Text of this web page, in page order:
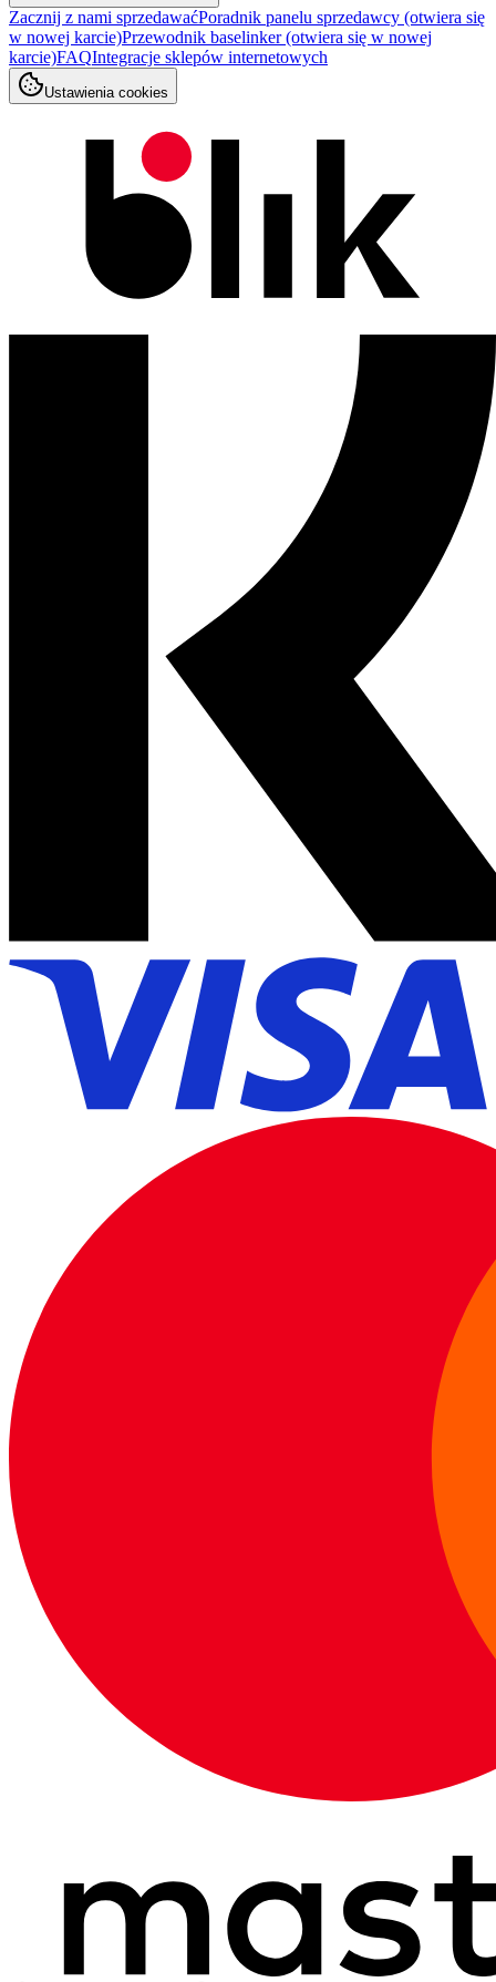
Zacznij z nami sprzedawaćPoradnik panelu sprzedawcy (otwiera się
w nowej karcie)Przewodnik baselinker(otwiera się w nowej
karcie)FAQIntegracje sklepów internetowych
Ustawienia cookies